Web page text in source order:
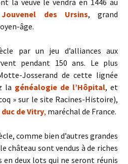
la veuve le vendra en 1446 au
des Ursins, grand
âge.
par un jeu d’alliances aux
pendant 150 ans. Le plus
Josserand de cette lignée
la généalogie de l’Hôpital, et
» sur le site Racines-Histoire),
de Vitry, maréchal de France.
comme bien d’autres grandes
château sont vendus à de riches
deux lots qui ne seront réunis